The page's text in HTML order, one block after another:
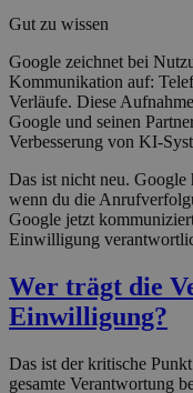
Gut zu wissen
Google zeichnet bei
Kommunikation auf:
Verläufe. Diese
Google und seinen
Verbesserung von KI-
Das ist nicht neu. Google
wenn du die
Google jetzt
Einwilligung
Wer trägt die
Einwilligung?
Das ist der kritische
gesamte Verantwortung